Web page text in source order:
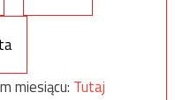
miesiącu: Tutaj